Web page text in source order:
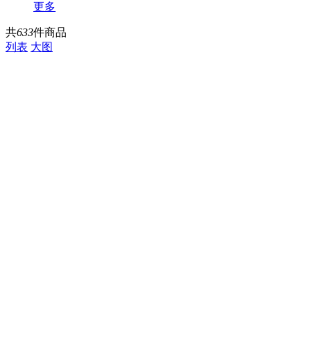
更多
共633件商品
列表 大图